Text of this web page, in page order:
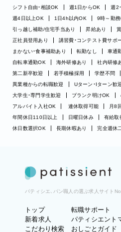
シフト自由・相談OK
週1日からOK
週2
週4日以上OK
1日4h以内OK 9時～勤務
引っ越し補助/住宅手当あり
昇給あり
正社員登用あり
講習費・コンテスト費サポ
まかない・食事補助あり
転勤なし 車通
自転車通勤OK
海外研修あり 社内研修
第二新卒歓迎
若手積極採用 学歴不問
異業種からの転職歓迎
Uターン・Iターン歓
大学生・専門学生歓迎
ブランク明けOK
アルバイト入社OK
連休取得可能 月8
年間休日110日以上
日曜日休み 有給取
休日数選択OK
長期休暇あり 完全週休
パティシエ、パン職人の選ぶ求人サイト
トップ
新着求人
こだわり検索
転職サポート
パティシエント
おしごとガイド